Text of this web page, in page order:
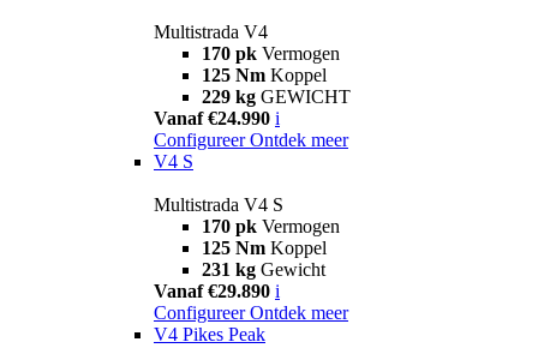
Multistrada V4
170 pk Vermogen
125 Nm Koppel
229 kg GEWICHT
Vanaf €24.990 i
Configureer Ontdek meer
V4 S
Multistrada V4 S
170 pk Vermogen
125 Nm Koppel
231 kg Gewicht
Vanaf €29.890 i
Configureer Ontdek meer
V4 Pikes Peak